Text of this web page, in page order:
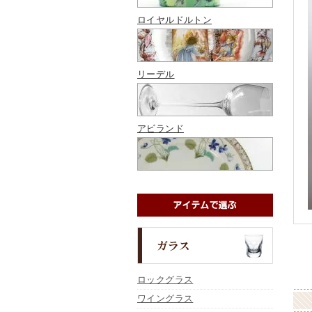
ロイヤルドルトン
リーデル
アビランド
ロックグラス
ワイングラス